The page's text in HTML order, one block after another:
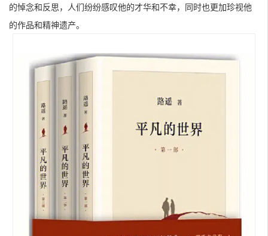
的悼念和反思，人们纷纷感叹他的才华和不幸，同时也更加珍视他
的作品和精神遗产。